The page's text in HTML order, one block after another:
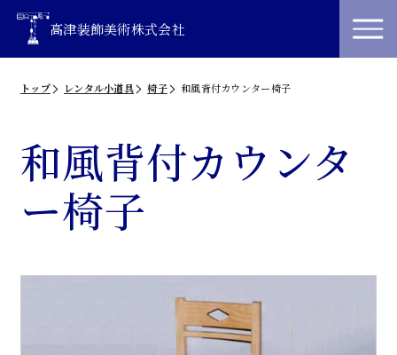
高津装飾美術株式会社
トップ レンタル小道具 椅子 和風背付カウンター椅子
和風背付カウンタ
ー椅子